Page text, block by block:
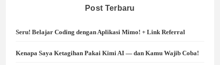
Post Terbaru
Seru! Belajar Coding dengan Aplikasi Mimo! + Link Referral
Kenapa Saya Ketagihan Pakai Kimi AI — dan Kamu Wajib Coba!